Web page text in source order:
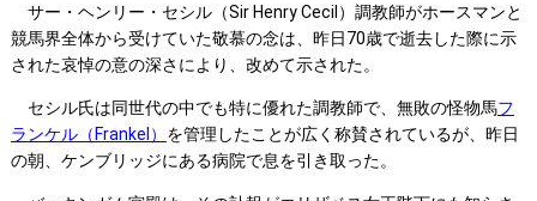
サー・ヘンリー・セシル（Sir Henry Cecil）調教師がホースマンと
競馬界全体から受けていた敬慕の念は、昨日70歳で逝去した際に示
された哀悼の意の深さにより、改めて示された。
セシル氏は同世代の中でも特に優れた調教師で、無敗の怪物馬フ
ランケル（Frankel） を管理したことが広く称賛されているが、昨日
の朝、ケンブリッジにある病院で息を引き取った。